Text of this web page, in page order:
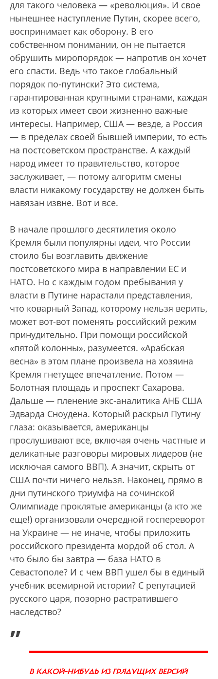
для такого человека — «революция». И свое
нынешнее наступление Путин, скорее всего,
воспринимает как оборону. В его
собственном понимании, он не пытается
обрушить миропорядок — напротив он хочет
его спасти. Ведь что такое глобальный
порядок по-путински? Это система,
гарантированная крупными странами, каждая
из которых имеет свои жизненно важные
интересы. Например, США — везде, а Россия
— в пределах своей бывшей империи, то есть
на постсоветском пространстве. А каждый
народ имеет то правительство, которое
заслуживает, — потому алгоритм смены
власти никакому государству не должен быть
навязан извне. Вот и все.
В начале прошлого десятилетия около
Кремля были популярны идеи, что России
стоило бы возглавить движение
постсоветского мира в направлении ЕС и
НАТО. Но с каждым годом пребывания у
власти в Путине нарастали представления,
что коварный Запад, которому нельзя верить,
может вот-вот поменять российский режим
принудительно. При помощи российской
«пятой колонны», разумеется. «Арабская
весна» в этом плане произвела на хозяина
Кремля гнетущее впечатление. Потом —
Болотная площадь и проспект Сахарова.
Дальше — пленение экс-аналитика АНБ США
Эдварда Сноудена. Который раскрыл Путину
глаза: оказывается, американцы
прослушивают все, включая очень частные и
деликатные разговоры мировых лидеров (не
исключая самого ВВП). А значит, скрыть от
США почти ничего нельзя. Наконец, прямо в
дни путинского триумфа на сочинской
Олимпиаде проклятые американцы (а кто же
еще!) организовали очередной госпереворот
на Украине — не иначе, чтобы приложить
российского президента мордой об стол. А
что было бы завтра — база НАТО в
Севастополе? И с чем ВВП ушел бы в единый
учебник всемирной истории? С репутацией
русского царя, позорно растратившего
наследство?
„
В КАКОЙ-НИБУДЬ ИЗ ГРЯДУЩИХ ВЕРСИЙ